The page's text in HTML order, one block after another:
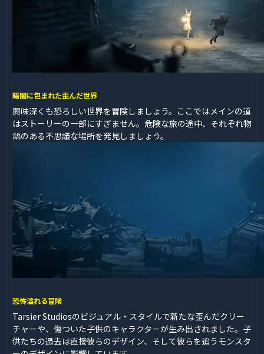
暗闇に包まれた歪んだ世界
興味深くも恐ろしい世界を冒険しましょう。ここではメインの道
はストーリーの一部にすぎません。危険な旅の途中、それぞれ物
語のある不思議な場所を発見しましょう。
恐怖溢れる冒険
Tarsier Studiosのビジュアル・スタイルで新たな歪んだクリー
チャーや、傷ついた子供のキャラクターが生み出されました。子
供たちの過去は直接彼らのデザイン、そして彼らを追うモンスタ